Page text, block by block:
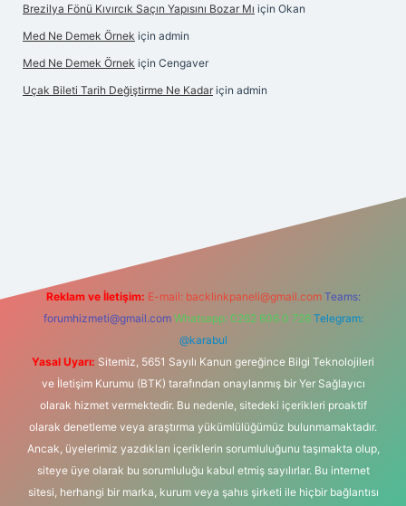
Brezilya Fönü Kıvırcık Saçın Yapısını Bozar Mı için Okan
Med Ne Demek Örnek için admin
Med Ne Demek Örnek için Cengaver
Uçak Bileti Tarih Değiştirme Ne Kadar için admin
Reklam ve İletişim: E-mail: backlinkpaneli@gmail.com Teams:
forumhizmeti@gmail.com Whatsapp: 0262 606 0 726 Telegram:
@karabul
Yasal Uyarı: Sitemiz, 5651 Sayılı Kanun gereğince Bilgi Teknolojileri
ve İletişim Kurumu (BTK) tarafından onaylanmış bir Yer Sağlayıcı
olarak hizmet vermektedir. Bu nedenle, sitedeki içerikleri proaktif
olarak denetleme veya araştırma yükümlülüğümüz bulunmamaktadır.
Ancak, üyelerimiz yazdıkları içeriklerin sorumluluğunu taşımakta olup,
siteye üye olarak bu sorumluluğu kabul etmiş sayılırlar. Bu internet
sitesi, herhangi bir marka, kurum veya şahıs şirketi ile hiçbir bağlantısı